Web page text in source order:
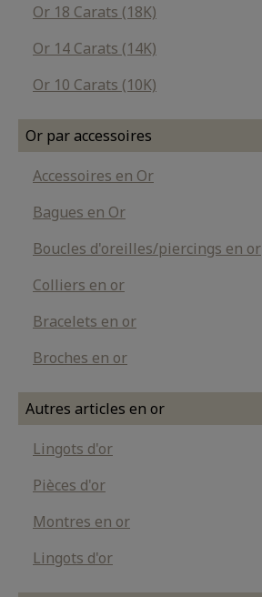
Or 18 Carats (18K)
Or 14 Carats (14K)
Or 10 Carats (10K)
Or par accessoires
Accessoires en Or
Bagues en Or
Boucles d'oreilles/piercings en or
Colliers en or
Bracelets en or
Broches en or
Autres articles en or
Lingots d'or
Pièces d'or
Montres en or
Lingots d'or